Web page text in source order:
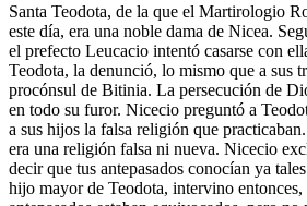
Santa Teodota, de la que el Martirologio
este día, era una noble dama de Nicea.
el prefecto Leucacio intentó casarse con
Teodota, la denunció, lo mismo que a sus
procónsul de Bitinia. La persecución de
en todo su furor. Nicecio preguntó a
a sus hijos la falsa religión que
era una religión falsa ni nueva. Nicecio
decir que tus antepasados conocían ya
hijo mayor de Teodota, intervino